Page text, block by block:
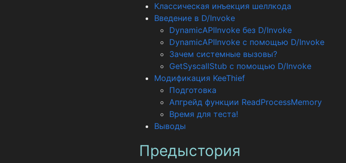
Классическая инъекция шеллкода
Введение в D/Invoke
DynamicAPIInvoke без D/Invoke
DynamicAPIInvoke с помощью D/Invoke
Зачем системные вызовы?
GetSyscallStub с помощью D/Invoke
Модификация KeeThief
Подготовка
Апгрейд функции ReadProcessMemory
Время для теста!
Выводы
Предыстория